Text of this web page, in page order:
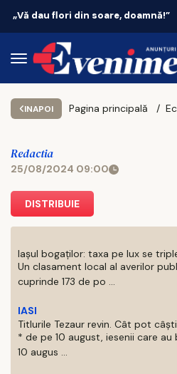
Vacanțe 2026: Portugalia
INAPOI Pagina principală
Redactia
25/08/2024 09:00
DISTRIBUIE
Iașul bogaților: taxa pe lux se
Un clasament local al averilor
cuprinde 173 de po ...
IASI
Titlurile Tezaur revin. Cât pot
* de pe 10 august, iesenii care
10 augus ...